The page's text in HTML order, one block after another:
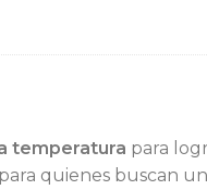
temperatura para
quienes buscan